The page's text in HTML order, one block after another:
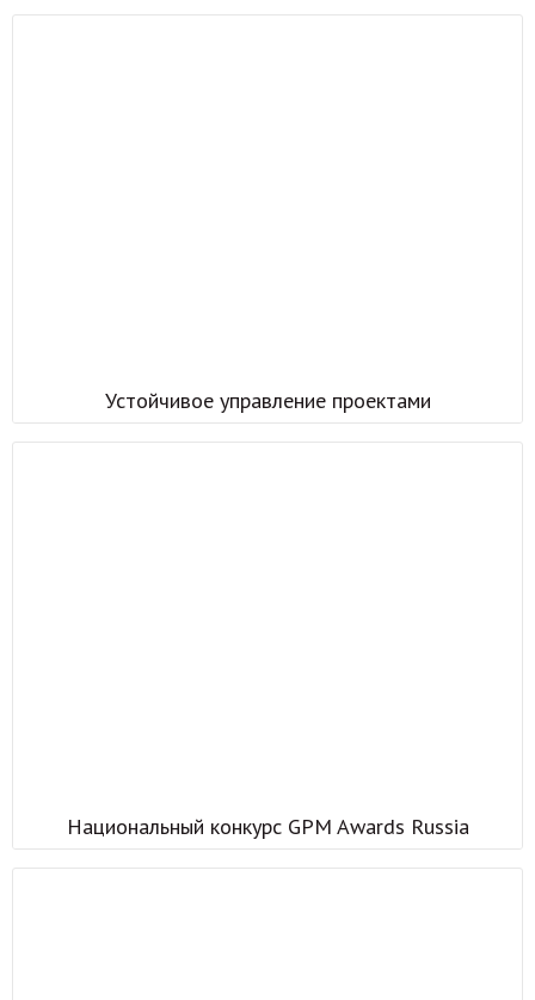
Устойчивое управление проектами
Национальный конкурс GPM Awards Russia